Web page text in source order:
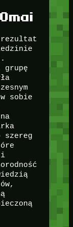
rezultat
grupę
sobie
szereg
i